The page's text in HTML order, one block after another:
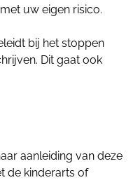
uw eigen risico.
bij het stoppen
Dit gaat ook
aanleiding van deze
de kinderarts of